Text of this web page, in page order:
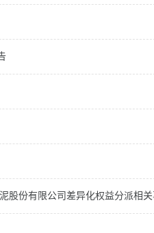
股份有限公司差异化权益分派相